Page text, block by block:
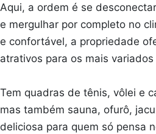
Aqui, a ordem é se
e mergulhar por completo no
e confortável, a propriedade
atrativos para os mais
Tem quadras de tênis, vôlei e
mas também sauna, ofurô,
deliciosa para quem só pensa